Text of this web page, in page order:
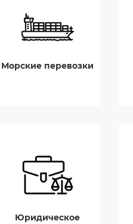
Морские перевозки
Юридическое